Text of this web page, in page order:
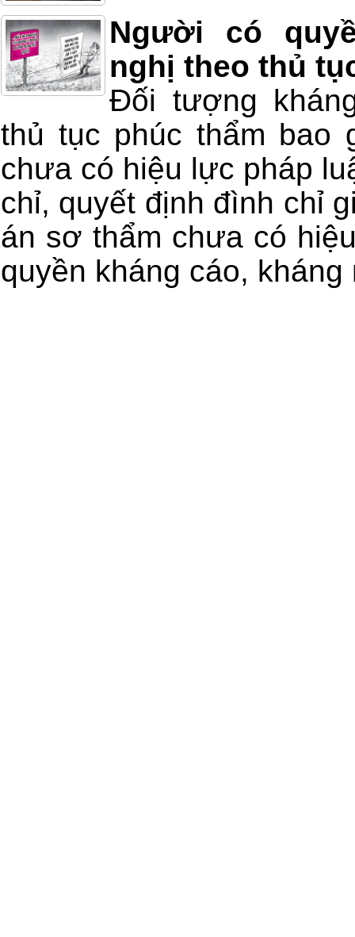
Người có
nghị theo thủ
Đối tượng
thủ tục phúc thẩm bao
chưa có hiệu lực pháp
chỉ, quyết định đình chỉ
án sơ thẩm chưa có
quyền kháng cáo, kháng